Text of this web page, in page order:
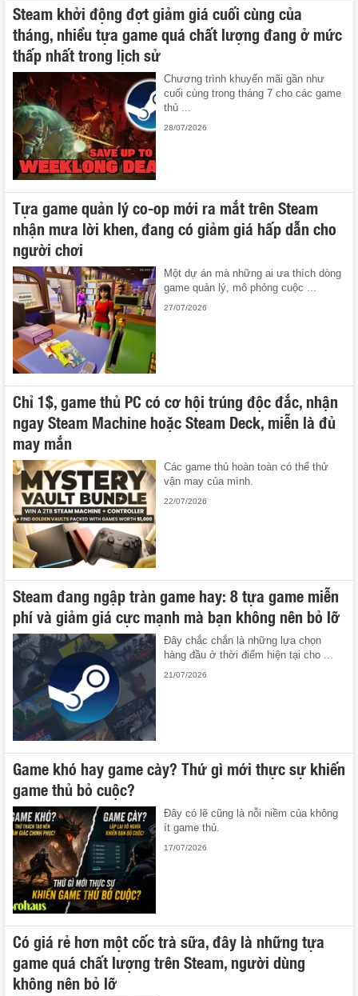
Steam khởi động đợt giảm giá cuối cùng của
tháng, nhiều tựa game quá chất lượng đang ở mức
thấp nhất trong lịch sử
Chương trình khuyến mãi gần như
cuối cùng trong tháng 7 cho các game
thủ ...
28/07/2026
Tựa game quản lý co-op mới ra mắt trên Steam
nhận mưa lời khen, đang có giảm giá hấp dẫn cho
người chơi
Một dự án mà những ai ưa thích dòng
game quản lý, mô phỏng cuộc ...
27/07/2026
Chỉ 1$, game thủ PC có cơ hội trúng độc đắc, nhận
ngay Steam Machine hoặc Steam Deck, miễn là đủ
may mắn
Các game thủ hoàn toàn có thể thử
vận may của mình.
22/07/2026
Steam đang ngập tràn game hay: 8 tựa game miễn
phí và giảm giá cực mạnh mà bạn không nên bỏ lỡ
Đây chắc chắn là những lựa chọn
hàng đầu ở thời điểm hiện tại cho ...
21/07/2026
Game khó hay game cày? Thứ gì mới thực sự khiến
game thủ bỏ cuộc?
Đây có lẽ cũng là nỗi niềm của không
ít game thủ.
17/07/2026
Có giá rẻ hơn một cốc trà sữa, đây là những tựa
game quá chất lượng trên Steam, người dùng
không nên bỏ lỡ